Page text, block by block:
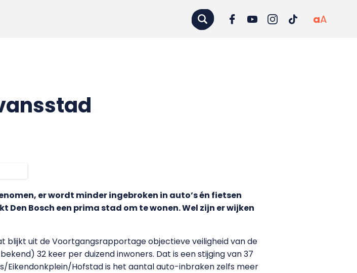
aA
er wordt minder ingebroken in auto’s én fietsen
Bosch een prima stad om te wonen. Wel zijn er wijken
blijkt uit de Voortgangsrapportage objectieve veiligheid van de
32 keer per duizend inwoners. Dat is een stijging van 37
Eikendonkplein/Hofstad is het aantal auto-inbraken zelfs meer